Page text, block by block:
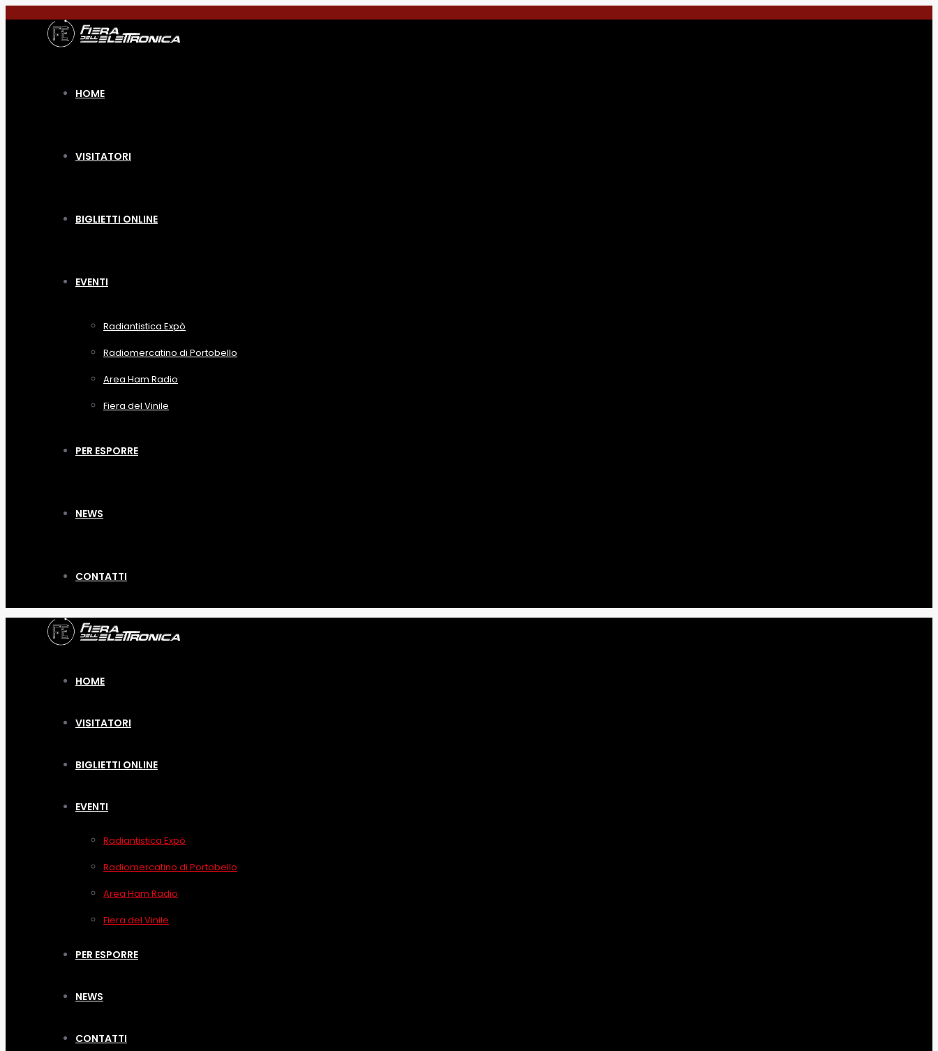
HOME
VISITATORI
BIGLIETTI ONLINE
EVENTI
Radiantistica Expò
Radiomercatino di Portobello
Area Ham Radio
Fiera del Vinile
PER ESPORRE
NEWS
CONTATTI
HOME
VISITATORI
BIGLIETTI ONLINE
EVENTI
Radiantistica Expò
Radiomercatino di Portobello
Area Ham Radio
Fiera del Vinile
PER ESPORRE
NEWS
CONTATTI